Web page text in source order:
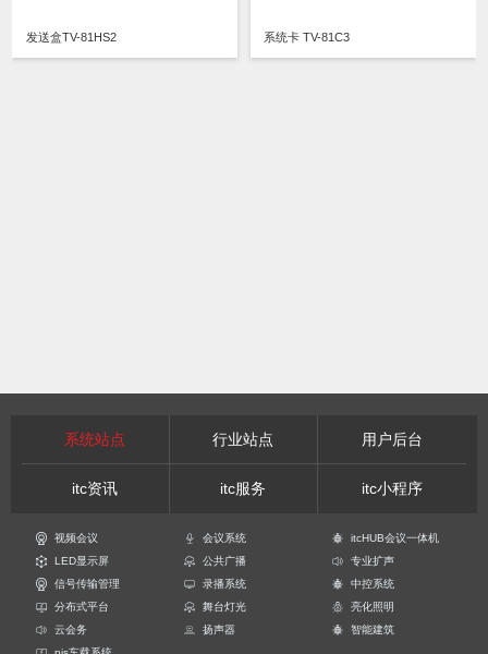
发送盒TV-81HS2 系统卡 TV-81C3
系统站点 行业站点 用户后台
itc资讯 itc服务 itc小程序
视频会议 会议系统
itcHUB会议一体机
LED显示屏
公共广播
专业扩声
信号传输管理
录播系统
中控系统
分布式平台
舞台灯光
亮化照明
云会务
扬声器
智能建筑